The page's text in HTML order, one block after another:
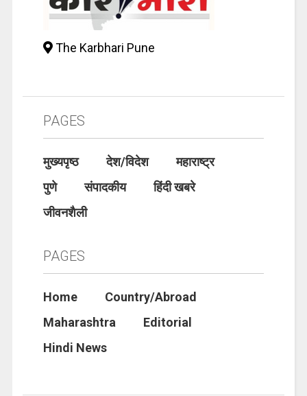
The Karbhari Pune
PAGES
मुख्यपृष्ठ देश/विदेश
महाराष्ट्र
पुणे
संपादकीय
हिंदी खबरे
जीवनशैली
PAGES
Home
Country/Abroad
Maharashtra
Editorial
Hindi News